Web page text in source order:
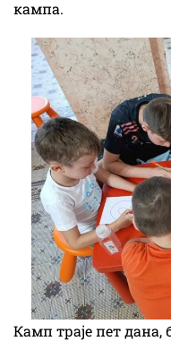
кампа.
Камп траје пет дана,